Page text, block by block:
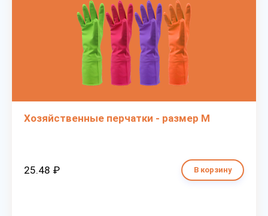
Хозяйственные перчатки - размер M
25.48 ₽ В корзину